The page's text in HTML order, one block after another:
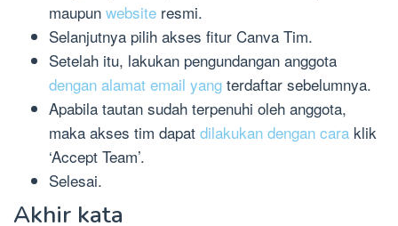
maupun website resmi.
Selanjutnya pilih akses fitur Canva Tim.
Setelah itu, lakukan pengundangan anggota
dengan alamat email yang terdaftar sebelumnya.
Apabila tautan sudah terpenuhi oleh anggota,
maka akses tim dapat dilakukan dengan cara klik
‘Accept Team’.
Selesai.
Akhir kata